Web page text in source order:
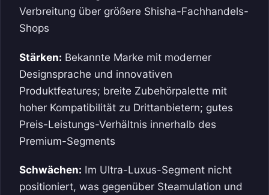
Verbreitung über größere Shisha-Fachhandels-
Shops
Stärken: Bekannte Marke mit moderner
Designsprache und innovativen
Produktfeatures; breite Zubehörpalette mit
hoher Kompatibilität zu Drittanbietern; gutes
Preis-Leistungs-Verhältnis innerhalb des
Premium-Segments
Schwächen: Im Ultra-Luxus-Segment nicht
positioniert, was gegenüber Steamulation und